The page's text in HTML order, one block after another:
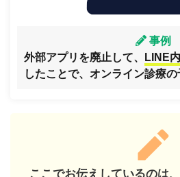
事例
外部アプリを廃止して、
LINE
したことで、オンライン診療
ここでお伝えしているのは